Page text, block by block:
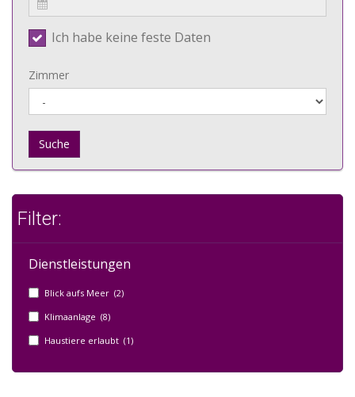
Ich habe keine feste Daten
Zimmer
Suche
Filter:
Dienstleistungen
Blick aufs Meer (2)
Klimaanlage (8)
Haustiere erlaubt (1)